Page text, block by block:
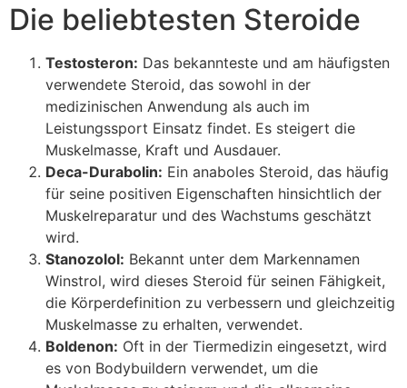
Die beliebtesten Steroide
Testosteron: Das bekannteste und am häufigsten
verwendete Steroid, das sowohl in der
medizinischen Anwendung als auch im
Leistungssport Einsatz findet. Es steigert die
Muskelmasse, Kraft und Ausdauer.
Deca-Durabolin: Ein anaboles Steroid, das häufig
für seine positiven Eigenschaften hinsichtlich der
Muskelreparatur und des Wachstums geschätzt
wird.
Stanozolol: Bekannt unter dem Markennamen
Winstrol, wird dieses Steroid für seinen Fähigkeit,
die Körperdefinition zu verbessern und gleichzeitig
Muskelmasse zu erhalten, verwendet.
Boldenon: Oft in der Tiermedizin eingesetzt, wird
es von Bodybuildern verwendet, um die